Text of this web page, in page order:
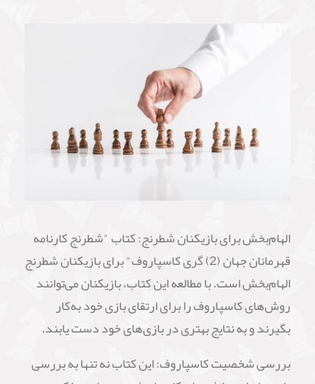
الهام‌بخش برای بازیکنان شطرنج: کتاب "شطرنج کارنامه
قهرمانان جهان (2) گری کاسپاروف" برای بازیکنان شطرنج
الهام‌بخش است. با مطالعه این کتاب، بازیکنان می‌توانند
روش‌های کاسپاروف را برای ارتقای بازی خود به‌کار
بگیرند و به نتایج بهتری در بازی‌های خود دست یابند.
بررسی شخصیت کاسپاروف: این کتاب نه تنها به بررسی